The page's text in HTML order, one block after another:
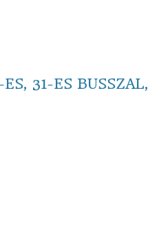
31-ES BUSSZAL,